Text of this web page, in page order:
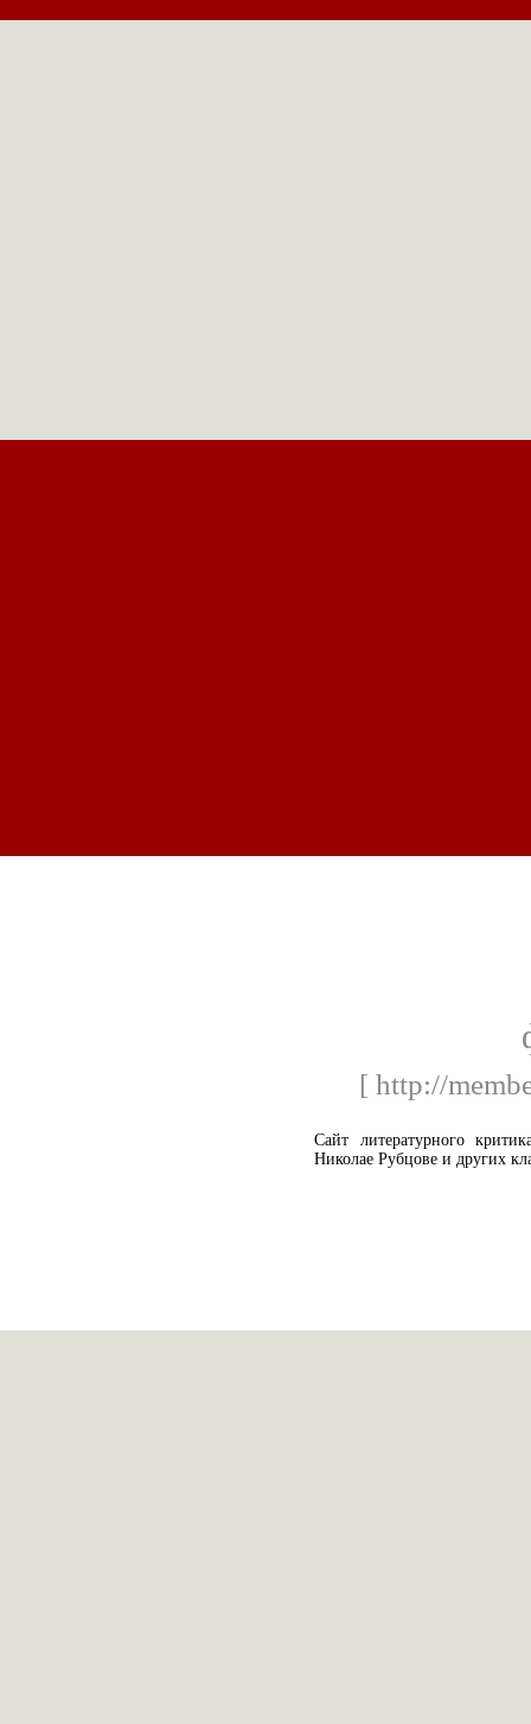
[ http://
Сайт литературного
Николае Рубцове и других